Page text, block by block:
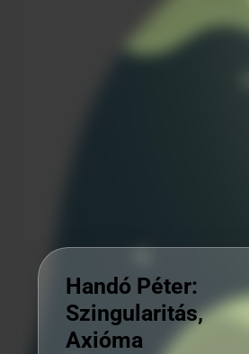
Handó Péter:
Szingularitás,
Axióma